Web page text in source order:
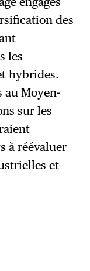
des
les
hybrides.
au Moyen-
sur les
à réévaluer
et